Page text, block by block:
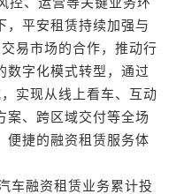
，平安租赁持续加强与
易市场的合作，推动行
数字化模式转型，通过
实现从线上看车、互动
案、跨区域交付等全场
便捷的融资租赁服务体
融资租赁业务累计投